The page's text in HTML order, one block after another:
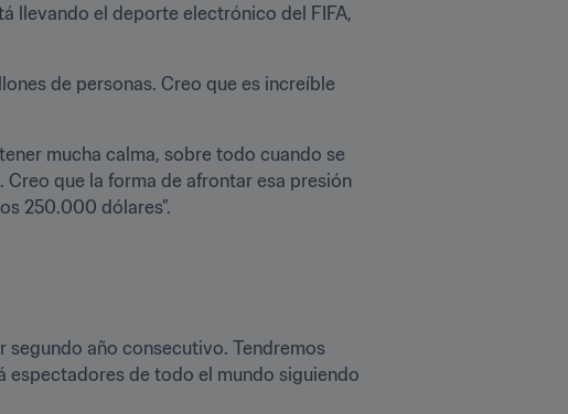
llevando el deporte electrónico del FIFA,
de personas. Creo que es increíble
mucha calma, sobre todo cuando se
Creo que la forma de afrontar esa presión
250.000 dólares”.
segundo año consecutivo. Tendremos
espectadores de todo el mundo siguiendo